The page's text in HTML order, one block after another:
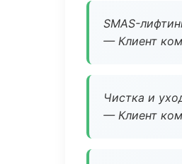
SMAS-
— Клиент
Чистка и
— Клиент